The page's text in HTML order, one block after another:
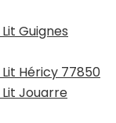
Guignes
Héricy 77850
Jouarre